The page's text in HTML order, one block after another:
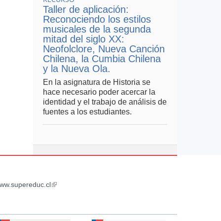
Taller de aplicación:
Reconociendo los estilos
musicales de la segunda
mitad del siglo XX:
Neofolclore, Nueva Canción
Chilena, la Cumbia Chilena
y la Nueva Ola.
En la asignatura de Historia se
hace necesario poder acercar la
identidad y el trabajo de análisis de
fuentes a los estudiantes.
(link